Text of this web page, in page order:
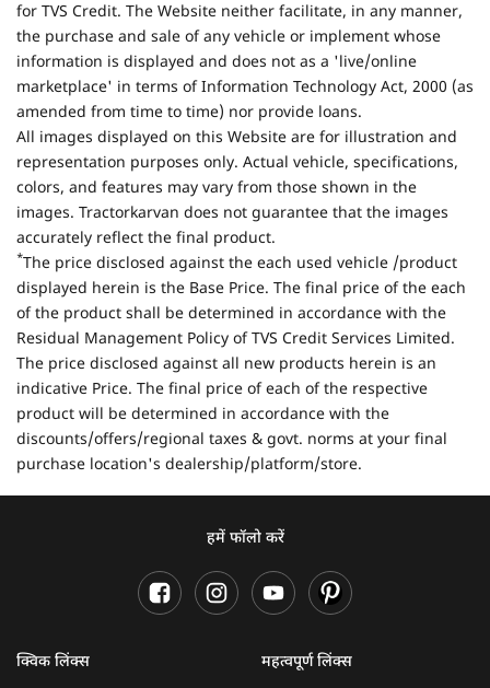
for TVS Credit. The Website neither facilitate, in any manner,
the purchase and sale of any vehicle or implement whose
information is displayed and does not as a 'live/online
marketplace' in terms of Information Technology Act, 2000 (as
amended from time to time) nor provide loans.
All images displayed on this Website are for illustration and
representation purposes only. Actual vehicle, specifications,
colors, and features may vary from those shown in the
images. Tractorkarvan does not guarantee that the images
accurately reflect the final product.
*The price disclosed against the each used vehicle /product
displayed herein is the Base Price. The final price of the each
of the product shall be determined in accordance with the
Residual Management Policy of TVS Credit Services Limited.
The price disclosed against all new products herein is an
indicative Price. The final price of each of the respective
product will be determined in accordance with the
discounts/offers/regional taxes & govt. norms at your final
purchase location's dealership/platform/store.
हमें फॉलो करें
क्विक लिंक्स
महत्वपूर्ण लिंक्स